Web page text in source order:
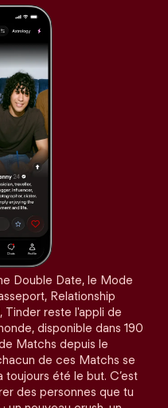
Double Date, le Mode
Relationship
Tinder reste l'appli de
disponible dans 190
Matchs depuis le
de ces Matchs se
été le but. C’est
des personnes que tu